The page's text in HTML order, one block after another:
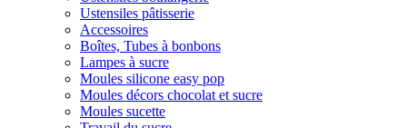
Ustensiles pâtisserie
Accessoires
Boîtes, Tubes à bonbons
Lampes à sucre
Moules silicone easy pop
Moules décors chocolat et sucre
Moules sucette